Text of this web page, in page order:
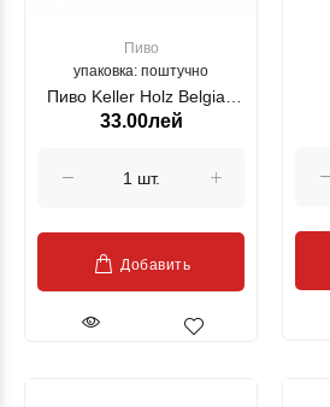
Пиво
упаковка: поштучно
Пиво Keller Holz Belgian
Blonde 0.33
33.00лей
Добавить